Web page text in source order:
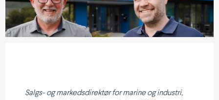
Salgs- og markeds­di­rektør for marine og industri,